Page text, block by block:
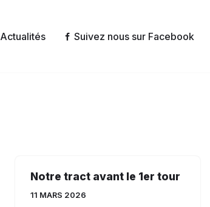
Actualités Suivez nous sur Facebook
Notre tract avant le 1er tour
11 MARS 2026